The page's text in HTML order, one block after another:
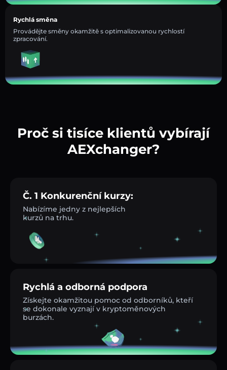
Rychlá směna
Provádějte směny okamžitě s optimalizovanou rychlostí
zpracování.
Proč si tisíce klientů vybírají
AEXchanger?
Č. 1 Konkurenční kurzy:
Nabízíme jedny z nejlepších
kurzů na trhu.
Rychlá a odborná podpora
Získejte okamžitou pomoc od odborníků, kteří
se dokonale vyznají v kryptoměnových
burzách.